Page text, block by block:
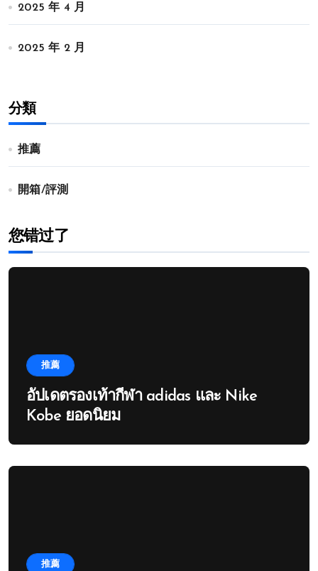
2025 年 4 月
2025 年 2 月
分類
推薦
開箱/評測
您错过了
推薦
อัปเดตรองเท้ากีฬา adidas และ Nike
Kobe ยอดนิยม
推薦